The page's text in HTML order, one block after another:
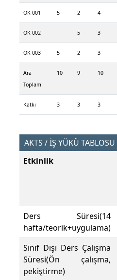
ÖK 001 5 2 4
ÖK 002 5 3
ÖK 003 5 2 3
Ara
Toplam
10 9 10
Katkı 3 3 3
AKTS / İŞ YÜKÜ TABLOSU
Etkinlik
Ders Süresi(14
hafta/teorik+uygulama)
Sınıf Dışı Ders Çalışma
Süresi(Ön çalışma,
pekiştirme)